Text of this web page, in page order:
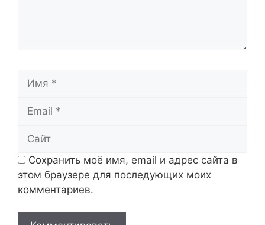
Сохранить моё имя, email и адрес сайта в
этом браузере для последующих моих
комментариев.